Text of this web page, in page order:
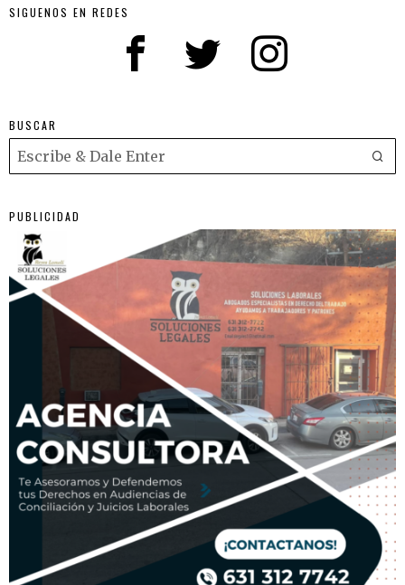
SIGUENOS EN REDES
BUSCAR
PUBLICIDAD